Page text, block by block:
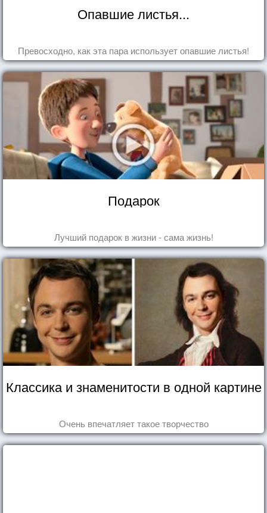
Опавшие листья...
Превосходно, как эта пара использует опавшие листья!
Подарок
Лучший подарок в жизни - сама жизнь!
Классика и знаменитости в одной картине
Очень впечатляет такое творчество